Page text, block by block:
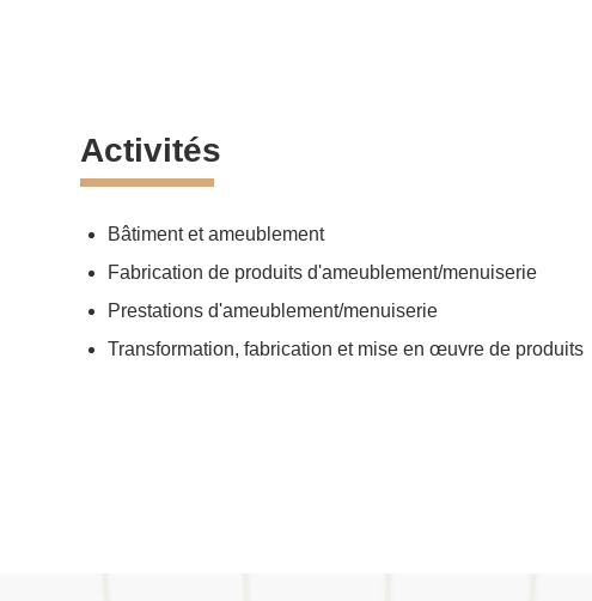
Activités
Bâtiment et ameublement
Fabrication de produits d'ameublement/menuiserie
Prestations d'ameublement/menuiserie
Transformation, fabrication et mise en œuvre de produits